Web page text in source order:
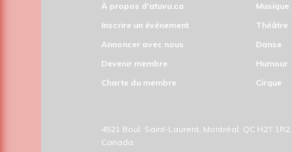
À propos d'atuvu.ca
Inscrire un événement
Annoncer avec nous
Devenir membre
Charte du membre
Musique
Théâtre
Danse
Humour
Cirque
4521 Boul. Saint-Laurent, Montréal, QC H2T 1R2,
Canada